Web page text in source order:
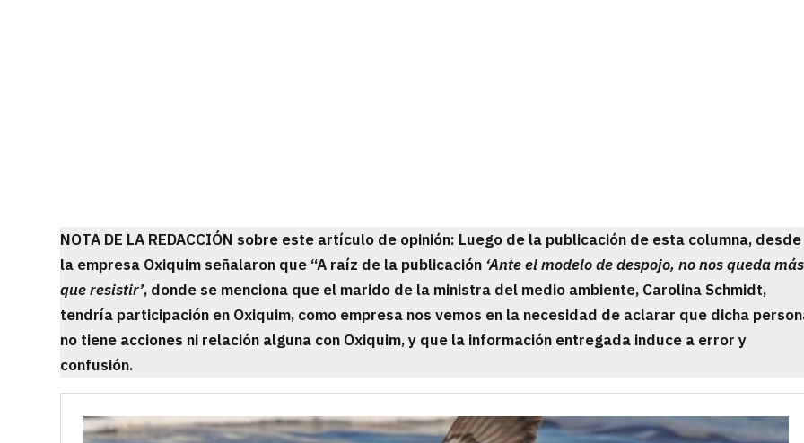
NOTA DE LA REDACCIÓN sobre este artículo de opinión: Luego de la publicación de esta columna, desde
la empresa Oxiquim señalaron que “A raíz de la publicación ‘Ante el modelo de despojo, no nos queda más
que resistir’, donde se menciona que el marido de la ministra del medio ambiente, Carolina Schmidt,
tendría participación en Oxiquim, como empresa nos vemos en la necesidad de aclarar que dicha
no tiene acciones ni relación alguna con Oxiquim, y que la información entregada induce a error y
confusión.